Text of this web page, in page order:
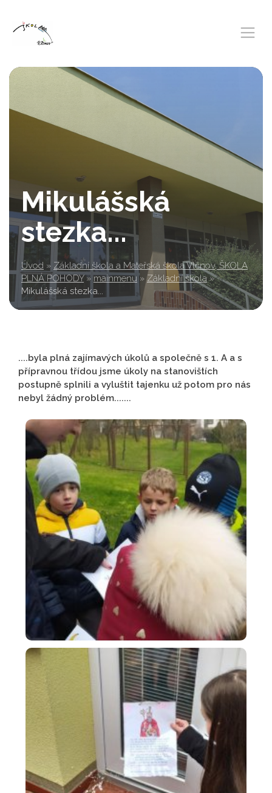
Mikulášská
stezka...
Úvod » Základní škola a Mateřská škola Vlčnov, ŠKOLA
PLNÁ POHODY » mainmenu » Základní škola »
Mikulášská stezka...
....byla plná zajímavých úkolů a společně s 1. A a s
přípravnou třídou jsme úkoly na stanovištích
postupně splnili a vyluštit tajenku už potom pro nás
nebyl žádný problém.......